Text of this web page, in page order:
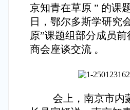
京知青在草原 ” 的课
日，鄂尔多斯学研究
原”课题组部分成员
商会座谈交流 。
会上，南京市内